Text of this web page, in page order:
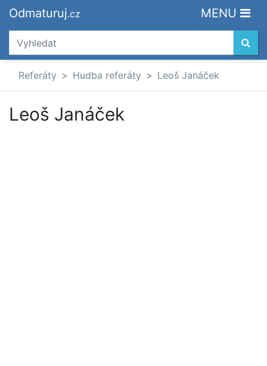
Odmaturuj.cz MENU
Referáty Hudba referáty Leoš Janáček
Leoš Janáček